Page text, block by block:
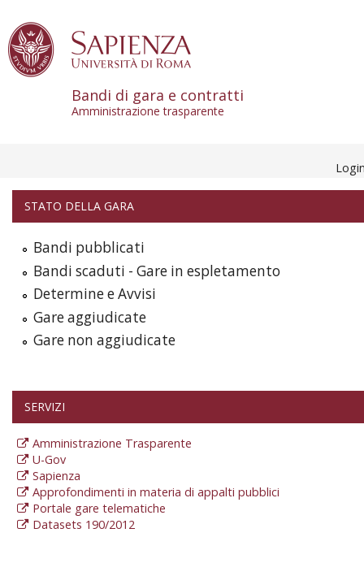
Bandi di gara e contratti
Amministrazione trasparente
STATO DELLA GARA
Bandi pubblicati
Bandi scaduti - Gare in espletamento
Determine e Avvisi
Gare aggiudicate
Gare non aggiudicate
SERVIZI
Amministrazione Trasparente
U-Gov
Sapienza
Approfondimenti in materia di appalti pubblici
Portale gare telematiche
Datasets 190/2012